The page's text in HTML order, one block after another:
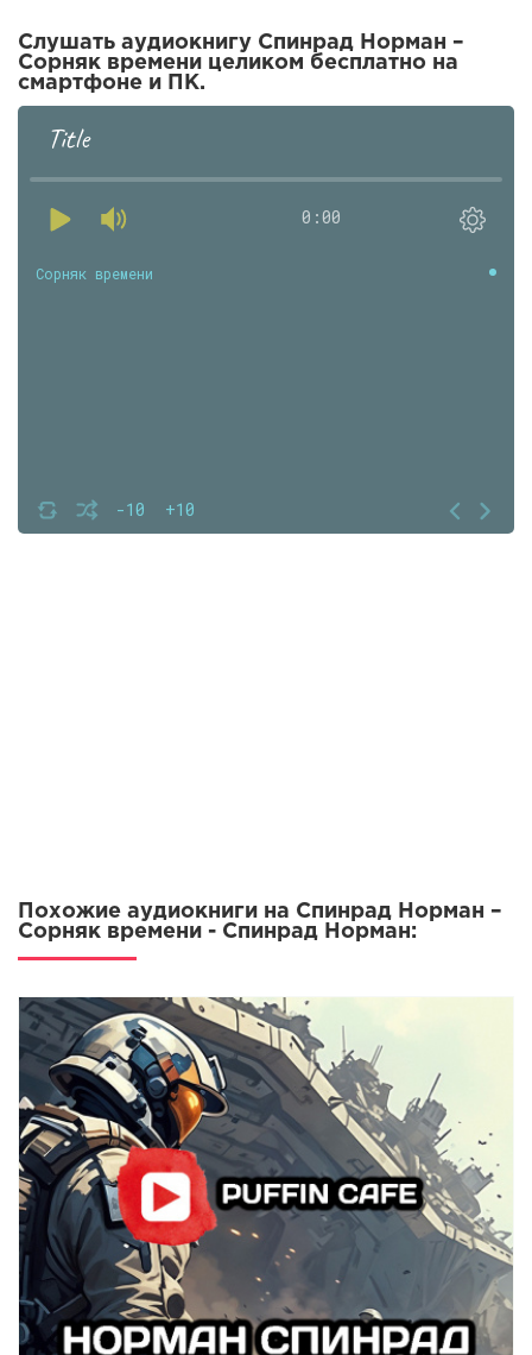
Слушать аудиокнигу Спинрад Норман –
Сорняк времени целиком бесплатно на
смартфоне и ПК.
Title
0:00
-10 +10
Сорняк времени
Похожие аудиокниги на Спинрад Норман –
Сорняк времени - Спинрад Норман: